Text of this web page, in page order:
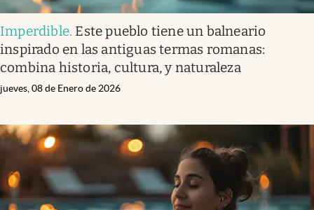
Imperdible. Este pueblo tiene un balneario
inspirado en las antiguas termas romanas:
combina historia, cultura, y naturaleza
jueves, 08 de Enero de 2026